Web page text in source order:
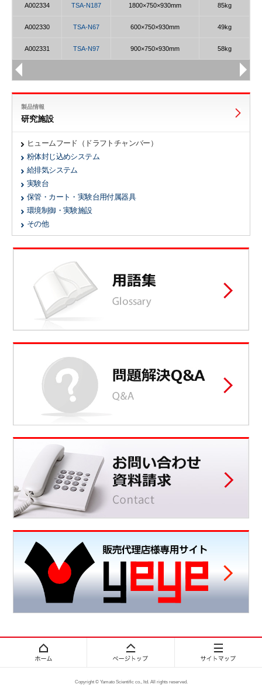
A002334 TSA-N187 1800×750×930mm 85kg
A002330 TSA-N67 600×750×930mm 49kg
A002331 TSA-N97 900×750×930mm 58kg
製品情報
研究施設
ヒュームフード（ドラフトチャンバー）
粉体封じ込めシステム
給排気システム
実験台
保管・カート・実験台用付属器具
環境制御・実験施設
その他
Copyright © Yamato Scientific co., ltd. All rights reserved.